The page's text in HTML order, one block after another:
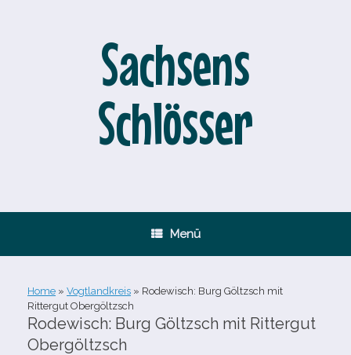
Sachsens
Schlösser
Menü
Home » Vogtlandkreis » Rodewisch: Burg Göltzsch mit
Rittergut Obergöltzsch
Rodewisch: Burg Göltzsch mit Rittergut
Obergöltzsch